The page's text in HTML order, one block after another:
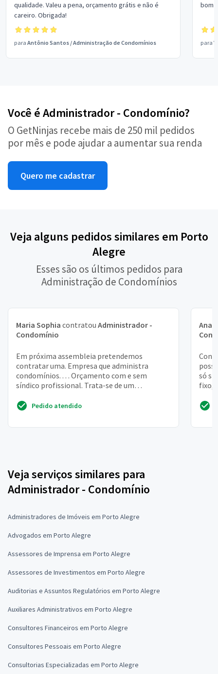
qualidade. Valeu a pena, orçamento grátis e não é
careiro. Obrigada!
para Antônio Santos /Administração de Condomínios
bom
para
Você é Administrador - Condomínio?
O GetNinjas recebe mais de 250 mil pedidos
por mês e pode ajudar a aumentar sua renda
Quero me cadastrar
Veja alguns pedidos similares em Porto
Alegre
Esses são os últimos pedidos para
Administração de Condomínios
Maria Sophia contratou Administrador -
Condomínio
Em próxima assembleia pretendemos
contratar uma. Empresa que administra
condomínios. . . . Orçamento com e sem
síndico profissional. Trata-se de um
Pedido atendido
Ana
só
fixo,
Veja serviços similares para
Administrador - Condomínio
Administradores de Imóveis em Porto Alegre
Advogados em Porto Alegre
Assessores de Imprensa em Porto Alegre
Assessores de Investimentos em Porto Alegre
Auditorias e Assuntos Regulatórios em Porto Alegre
Auxiliares Administrativos em Porto Alegre
Consultores Financeiros em Porto Alegre
Consultores Pessoais em Porto Alegre
Consultorias Especializadas em Porto Alegre